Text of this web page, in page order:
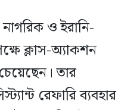
ও ইরানি-
ক্লাস-অ্যাকশন
তার
রেফারি ব্যবহার